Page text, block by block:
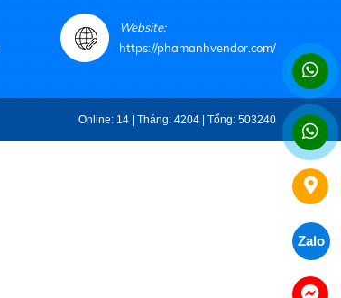
Website:
https://phamanhvendor.com/
Online: 14 | Tháng: 4204 | Tổng: 503240
Zalo